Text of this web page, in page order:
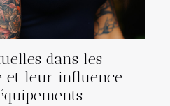
dans les
et leur influence